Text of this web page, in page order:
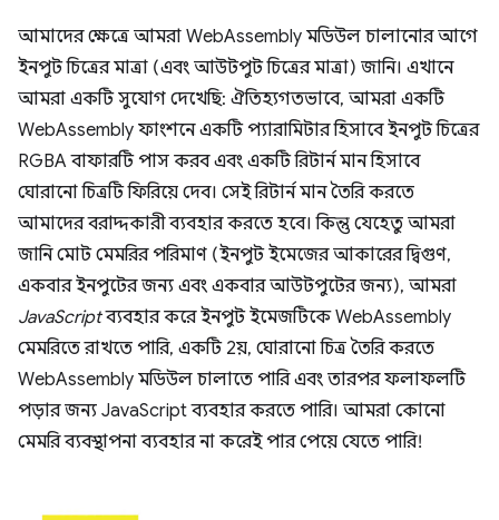
আমাদের ক্ষেত্রে আমরা WebAssembly মডিউল চালানোর আগে
ইনপুট চিত্রের মাত্রা (এবং আউটপুট চিত্রের মাত্রা) জানি। এখানে
আমরা একটি সুযোগ দেখেছি: ঐতিহ্যগতভাবে, আমরা একটি
WebAssembly ফাংশনে একটি প্যারামিটার হিসাবে ইনপুট চিত্রের
RGBA বাফারটি পাস করব এবং একটি রিটার্ন মান হিসাবে
ঘোরানো চিত্রটি ফিরিয়ে দেব। সেই রিটার্ন মান তৈরি করতে
আমাদের বরাদ্দকারী ব্যবহার করতে হবে। কিন্তু যেহেতু আমরা
জানি মোট মেমরির পরিমাণ (ইনপুট ইমেজের আকারের দ্বিগুণ,
একবার ইনপুটের জন্য এবং একবার আউটপুটের জন্য), আমরা
JavaScriptব্যবহার করে ইনপুট ইমেজটিকে WebAssembly
মেমরিতে রাখতে পারি, একটি 2য়, ঘোরানো চিত্র তৈরি করতে
WebAssembly মডিউল চালাতে পারি এবং তারপর ফলাফলটি
পড়ার জন্য JavaScript ব্যবহার করতে পারি। আমরা কোনো
মেমরি ব্যবস্থাপনা ব্যবহার না করেই পার পেয়ে যেতে পারি!